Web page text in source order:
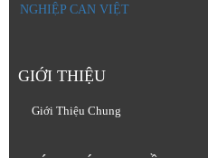
GIỚI THIỆU
Giới Thiệu Chung